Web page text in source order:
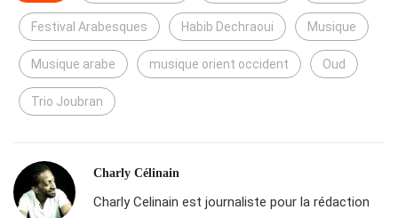
Festival Arabesques Habib Dechraoui Musique
Musique arabe musique orient occident Oud
Trio Joubran
Charly Célinain
Charly Celinain est journaliste pour la rédaction